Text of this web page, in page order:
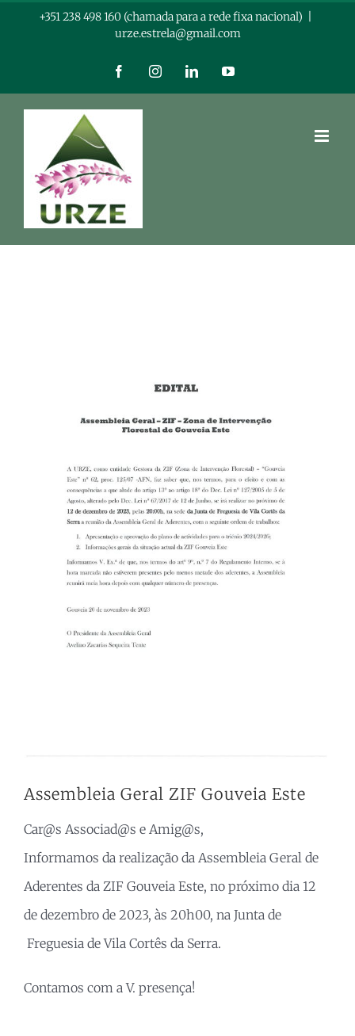
+351 238 498 160 (chamada para a rede fixa nacional)
urze.estrela@gmail.com
FacebookInstagramLinkedInYouTube
Assembleia Geral ZIF Gouveia Este
Car@s Associad@s e Amig@s,
Informamos da realização da Assembleia Geral de
Aderentes da ZIF Gouveia Este, no próximo dia 12
de dezembro de 2023, às 20h00, na Junta de
Freguesia de Vila Cortês da Serra.
Contamos com a V. presença!